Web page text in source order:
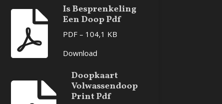
Is Besprenkeling
Een Doop Pdf
PDF – 104,1 KB
Download
Doopkaart
Volwassendoop
Print Pdf